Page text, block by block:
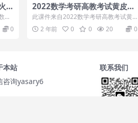
星
学
数
0
2022数学考研高教考试黄皮书
李艳芳团队
此课件来自2022数学考研高教考试黄
皮书李艳芳团队，此课件的每套真题建
议大家连续...
2 年前 0 0 20 0
本站
咨询yasary6
联系我们